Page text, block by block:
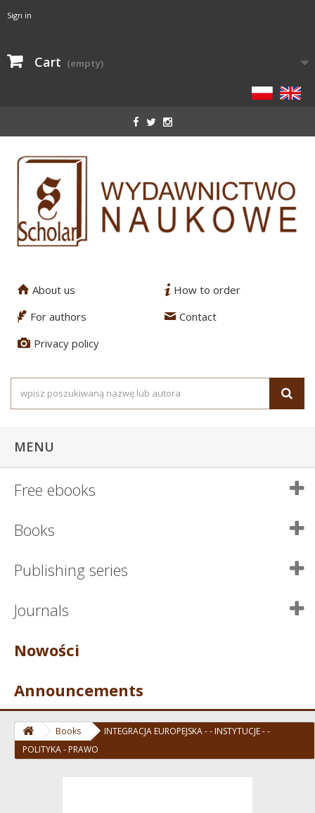
Sign in
Cart (empty)
1 About us 2 How to order
3 For authors 4 Contact
5 Privacy policy
MENU
Free ebooks
Books
Publishing series
Journals
Nowości
Announcements
Books
INTEGRACJA EUROPEJSKA - - INSTYTUCJE - -
POLITYKA - PRAWO